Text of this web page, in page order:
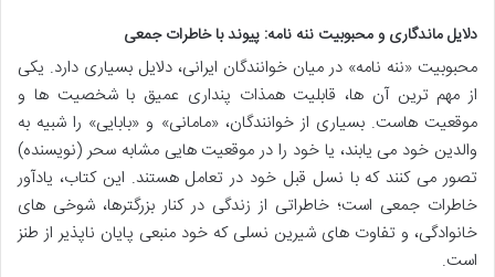
دلایل ماندگاری و محبوبیت ننه نامه: پیوند با خاطرات جمعی
محبوبیت «ننه نامه» در میان خوانندگان ایرانی، دلایل بسیاری دارد. یکی
از مهم ترین آن ها، قابلیت همذات پنداری عمیق با شخصیت ها و
موقعیت هاست. بسیاری از خوانندگان، «مامانی» و «بابایی» را شبیه به
والدین خود می یابند، یا خود را در موقعیت هایی مشابه سحر (نویسنده)
تصور می کنند که با نسل قبل خود در تعامل هستند. این کتاب، یادآور
خاطرات جمعی است؛ خاطراتی از زندگی در کنار بزرگترها، شوخی های
خانوادگی، و تفاوت های شیرین نسلی که خود منبعی پایان ناپذیر از طنز
است.